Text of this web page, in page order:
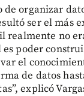
de organizar
ser el más
realmente no
poder
el
de datos
explicó